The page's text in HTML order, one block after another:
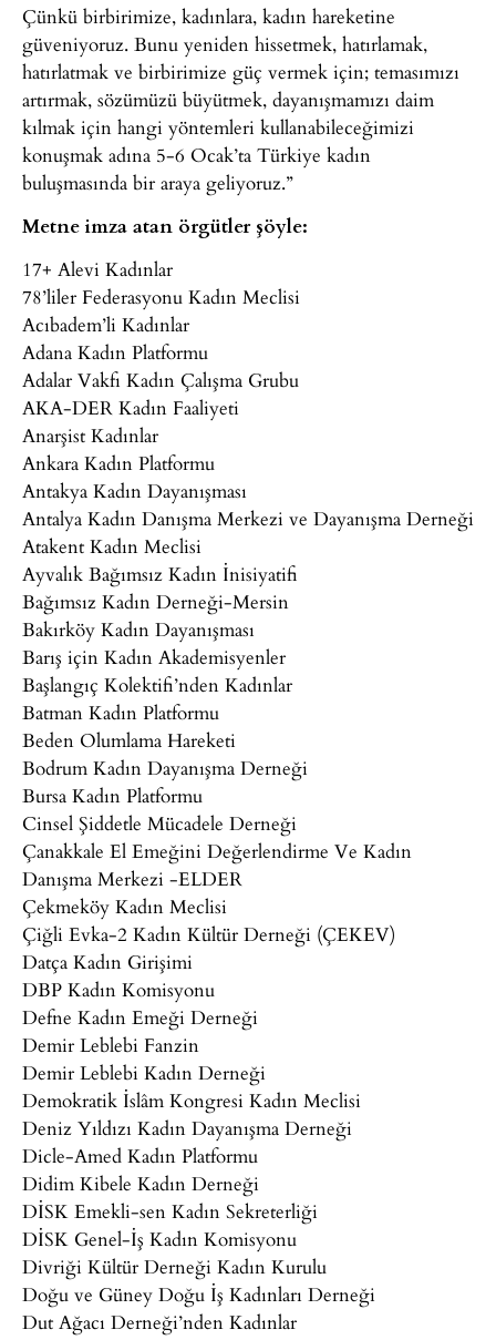
Çünkü birbirimize, kadınlara, kadın hareketine
güveniyoruz. Bunu yeniden hissetmek, hatırlamak,
hatırlatmak ve birbirimize güç vermek için; temasımızı
artırmak, sözümüzü büyütmek, dayanışmamızı daim
kılmak için hangi yöntemleri kullanabileceğimizi
konuşmak adına 5-6 Ocak’ta Türkiye kadın
buluşmasında bir araya geliyoruz.”
Metne imza atan örgütler şöyle:
17+ Alevi Kadınlar
78’liler Federasyonu Kadın Meclisi
Acıbadem’li Kadınlar
Adana Kadın Platformu
Adalar Vakfı Kadın Çalışma Grubu
AKA-DER Kadın Faaliyeti
Anarşist Kadınlar
Ankara Kadın Platformu
Antakya Kadın Dayanışması
Antalya Kadın Danışma Merkezi ve Dayanışma Derneği
Atakent Kadın Meclisi
Ayvalık Bağımsız Kadın İnisiyatifi
Bağımsız Kadın Derneği-Mersin
Bakırköy Kadın Dayanışması
Barış için Kadın Akademisyenler
Başlangıç Kolektifi’nden Kadınlar
Batman Kadın Platformu
Beden Olumlama Hareketi
Bodrum Kadın Dayanışma Derneği
Bursa Kadın Platformu
Cinsel Şiddetle Mücadele Derneği
Çanakkale El Emeğini Değerlendirme Ve Kadın
Danışma Merkezi -ELDER
Çekmeköy Kadın Meclisi
Çiğli Evka-2 Kadın Kültür Derneği (ÇEKEV)
Datça Kadın Girişimi
DBP Kadın Komisyonu
Defne Kadın Emeği Derneği
Demir Leblebi Fanzin
Demir Leblebi Kadın Derneği
Demokratik İslâm Kongresi Kadın Meclisi
Deniz Yıldızı Kadın Dayanışma Derneği
Dicle-Amed Kadın Platformu
Didim Kibele Kadın Derneği
DİSK Emekli-sen Kadın Sekreterliği
DİSK Genel-İş Kadın Komisyonu
Divriği Kültür Derneği Kadın Kurulu
Doğu ve Güney Doğu İş Kadınları Derneği
Dut Ağacı Derneği’nden Kadınlar